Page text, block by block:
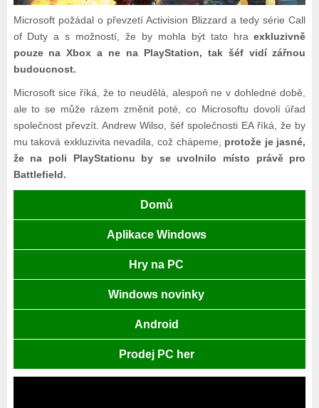
Microsoft požádal o převzetí Activision Blizzard a tedy série Call
of Duty a s možností, že by mohla být tato hraexkluzivně
pouze na Xbox a ne na PlayStation, tak šéf vidí zářnou
budoucnost.
Microsoft sice říká, že to neudělá, alespoň ne v dohledné době,
ale to se může rázem změnit poté, co Microsoftu dovolí úřad
společnost převzít. Andrew Wilso, šéf společnosti EA říká, že by
mu taková exkluzivita nevadila, což chápeme, protože je jasné,
že na poli PlayStationu by se uvolnilo místo právě pro
Battlefield.
Domů
Aplikace Windows
Hry na PC
Windows novinky
Android
Prodej PC her